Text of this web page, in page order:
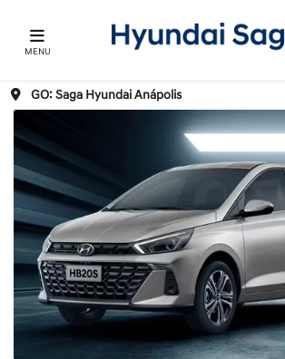
MENU
GO: Saga Hyundai Anápolis